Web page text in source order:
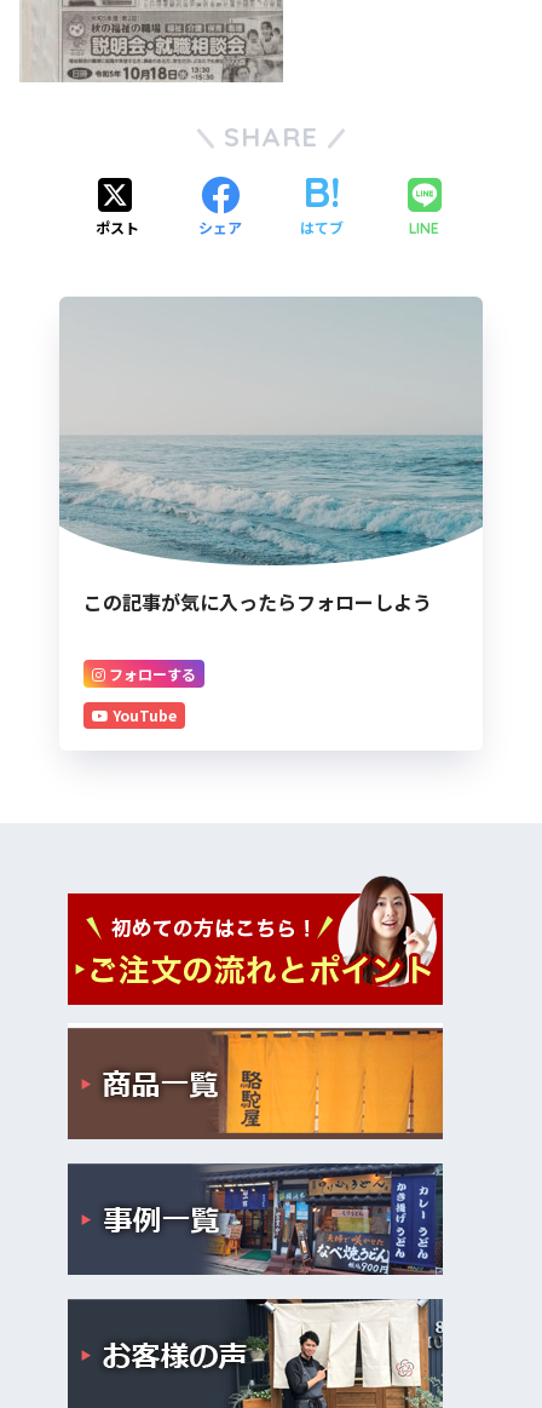
SHARE
ポスト シェア はてブ LINE
この記事が気に入ったらフォローしよう
フォローする
YouTube